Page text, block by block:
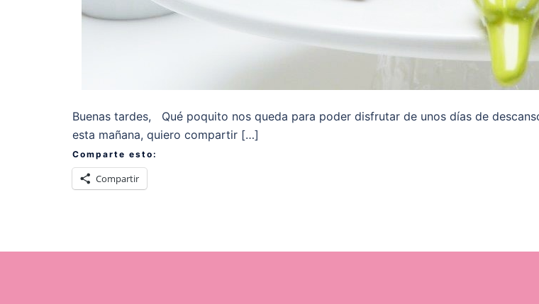
Buenas tardes, Qué poquito nos queda para poder disfrutar de unos días de
esta mañana, quiero compartir […]
Comparte esto:
Compartir